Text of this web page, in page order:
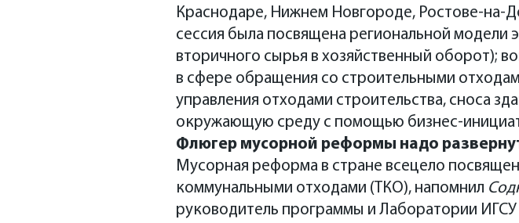
Краснодаре, Нижнем Новгороде, Ростове-на-
сессия была посвящена региональной модели
вторичного сырья в хозяйственный оборот);
в сфере обращения со строительными
управления отходами строительства, сноса
окружающую среду с помощью бизнес-
Флюгер мусорной реформы надо
Мусорная реформа в стране всецело
коммунальными отходами (ТКО), напомнил
руководитель программы и Лаборатории